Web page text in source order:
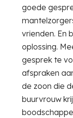
goede
vrienden. En
oplossing.
gesprek te
afspraken
de zoon die
buurvrouw